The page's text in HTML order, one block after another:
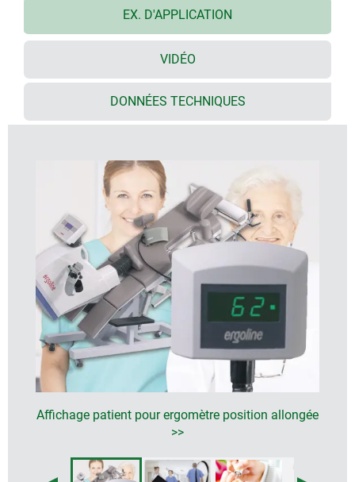
EX. D'APPLICATION
VIDÉO
DONNÉES TECHNIQUES
Affichage patient pour ergomètre position allongée
>>